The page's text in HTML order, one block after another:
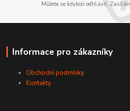
Můžete se kdykoli odhlásit.
Informace pro zákazníky
Obchodní podmínky
Kontakty